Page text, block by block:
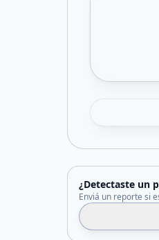
¿Detectaste un
Enviá un reporte si